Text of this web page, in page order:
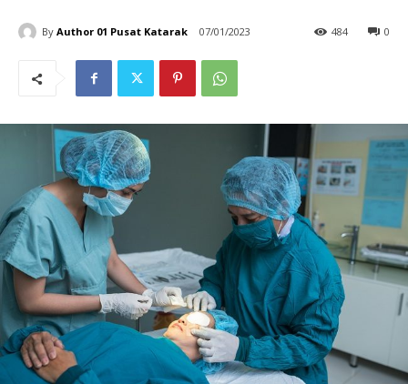
By Author 01 Pusat Katarak 07/01/2023 0
484